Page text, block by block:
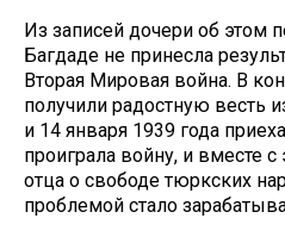
Из записей дочери об этом
Багдаде не принесла
Вторая Мировая война. В
получили радостную весть
и 14 января 1939 года
проиграла войну, и вместе
отца о свободе тюркских
проблемой стало